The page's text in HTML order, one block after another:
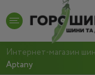
Интернет-магазин
Aptany